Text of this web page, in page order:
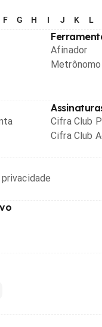
F G H I J K L
Afinador
Metrônomo
Cifra Club
Cifra Club